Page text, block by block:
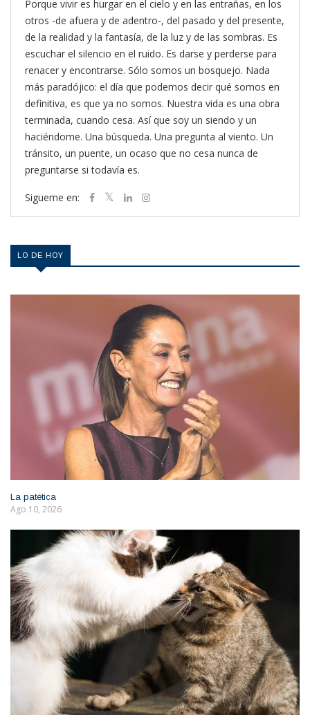
Porque vivir es hurgar en el cielo y en las entrañas, en los
otros -de afuera y de adentro-, del pasado y del presente,
de la realidad y la fantasía, de la luz y de las sombras. Es
escuchar el silencio en el ruido. Es darse y perderse para
renacer y encontrarse. Sólo somos un bosquejo. Nada
más paradójico: el día que podemos decir qué somos en
definitiva, es que ya no somos. Nuestra vida es una obra
terminada, cuando cesa. Así que soy un siendo y un
haciéndome. Una búsqueda. Una pregunta al viento. Un
tránsito, un puente, un ocaso que no cesa nunca de
preguntarse si todavía es.
Sigueme en:
LO DE HOY
La patética
Ago 10, 2026